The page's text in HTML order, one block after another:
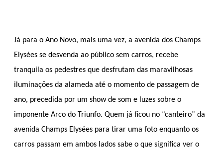
Já para o Ano Novo, mais uma vez, a avenida dos Champs
Elysées se desvenda ao público sem carros, recebe
tranquila os pedestres que desfrutam das maravilhosas
iluminações da alameda até o momento de passagem de
ano, precedida por um show de som e luzes sobre o
imponente Arco do Triunfo. Quem já ficou no “canteiro” da
avenida Champs Elysées para tirar uma foto enquanto os
carros passam em ambos lados sabe o que significa ver o